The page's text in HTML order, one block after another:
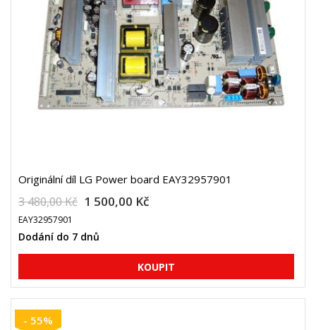
Originální díl LG Power board EAY32957901
3 480,00 Kč 1 500,00 Kč
EAY32957901
Dodání do 7 dnů
- 55%